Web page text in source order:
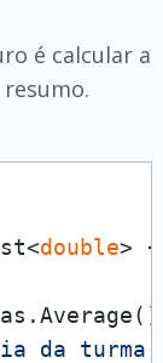
é calcular a
double>
da